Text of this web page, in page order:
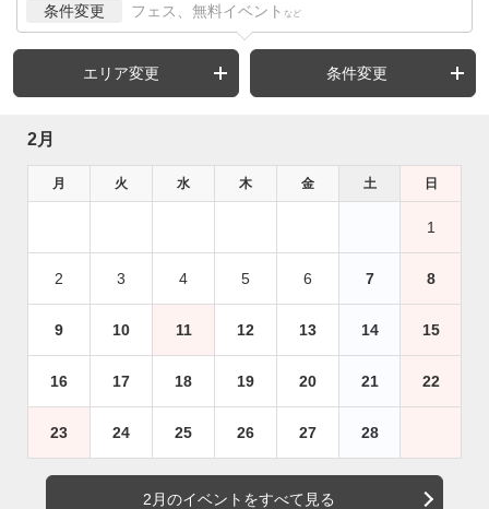
条件変更 フェス、無料イベント など
エリア変更 条件変更
2月
月 火 水 木 金 土 日
1
2 3 4 5 6 7 8
9 10 11 12 13 14 15
16 17 18 19 20 21 22
23 24 25 26 27 28
2月のイベントをすべて見る